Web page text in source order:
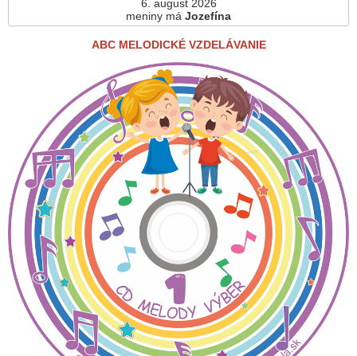
6. august 2026
meniny má Jozefína
ABC MELODICKÉ VZDELÁVANIE